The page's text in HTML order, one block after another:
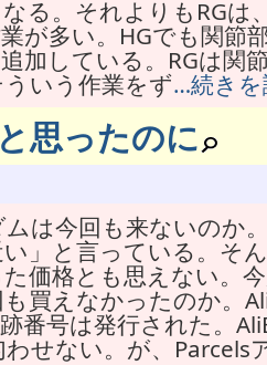
る。それよりもRG
が多い。HGでも関節
加している。RGは関
いう作業をず…続き
思ったのに
は今回も来ないのか
い」と言っている。そ
価格とも思えない。
買えなかったのか。
番号は発行された。
せない。が、Parcels